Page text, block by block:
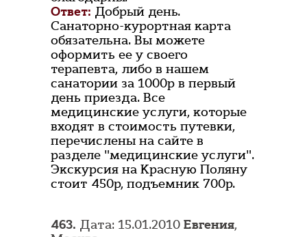
Ответ: Добрый день.
Санаторно-курортная карта
обязательна. Вы можете
оформить ее у своего
терапевта, либо в нашем
санатории за 1000р в первый
день приезда. Все
медицинские услуги, которые
входят в стоимость путевки,
перечислены на сайте в
разделе "медицинские услуги".
Экскурсия на Красную Поляну
стоит 450р, подъемник 700р.
463. Дата: 15.01.2010 Евгения,